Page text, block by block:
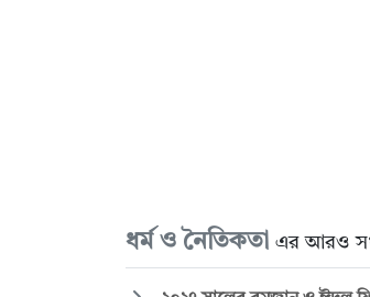
ধর্ম ও নৈতিকতা এর আরও